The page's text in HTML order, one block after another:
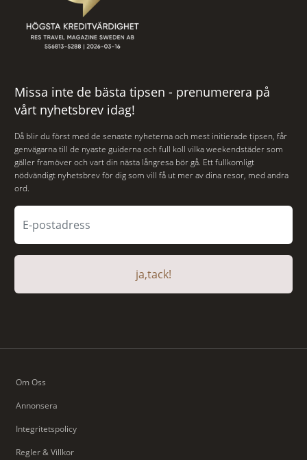
Missa inte de bästa tipsen - prenumerera på
vårt nyhetsbrev idag!
Då blir du först med de senaste nyheterna och mest initierade tipsen, får
genvägarna till de nyaste guiderna och full koll vilka weekendstäder som
gäller framöver och vart din nästa långresa bör gå. Ett fullkomligt
nödvändigt nyhetsbrev för dig som vill få ut mer av dina resor, med andra
ord.
ja,tack!
Om Oss
Annonsera
Integritetspolicy
Regler & Villkor